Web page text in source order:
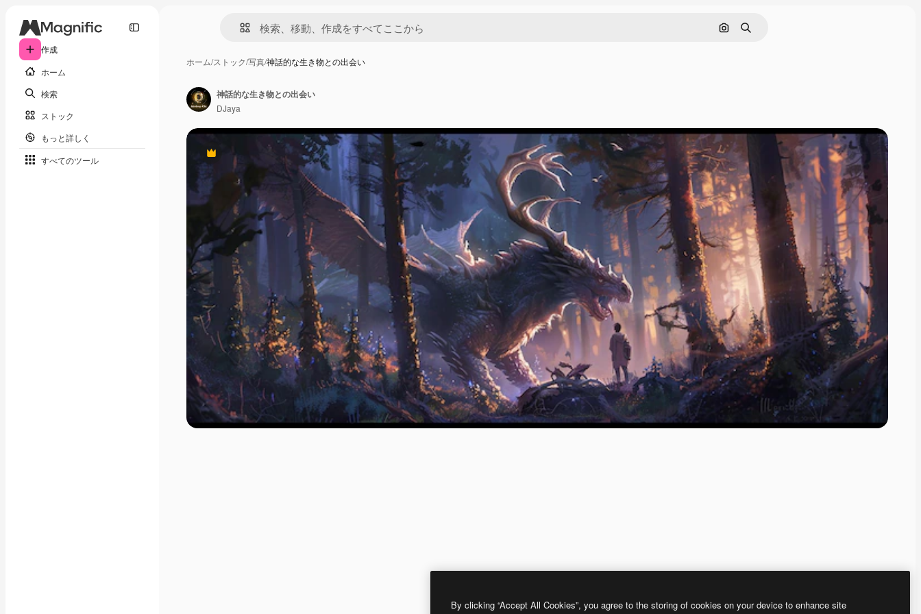
作成
ホーム
検索
ストック
もっと詳しく
すべてのツール
画像で検索
検索
ホーム/ストック/写真/神話的な生き物との出会い
Premium
神話的な生き物との出会い
DJaya
By clicking “Accept All Cookies”, you agree to the storing of cookies on your device to enhance site